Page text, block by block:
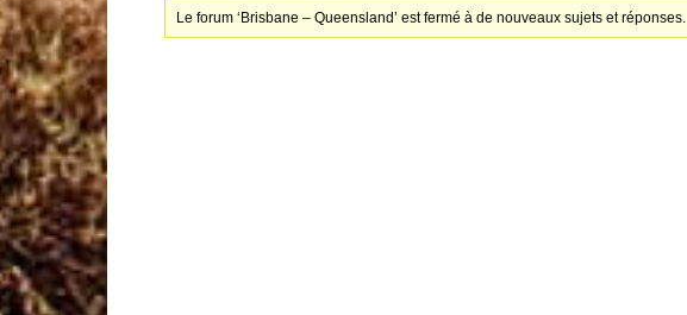
Le forum ‘Brisbane – Queensland’ est fermé à de nouveaux sujets et réponses.